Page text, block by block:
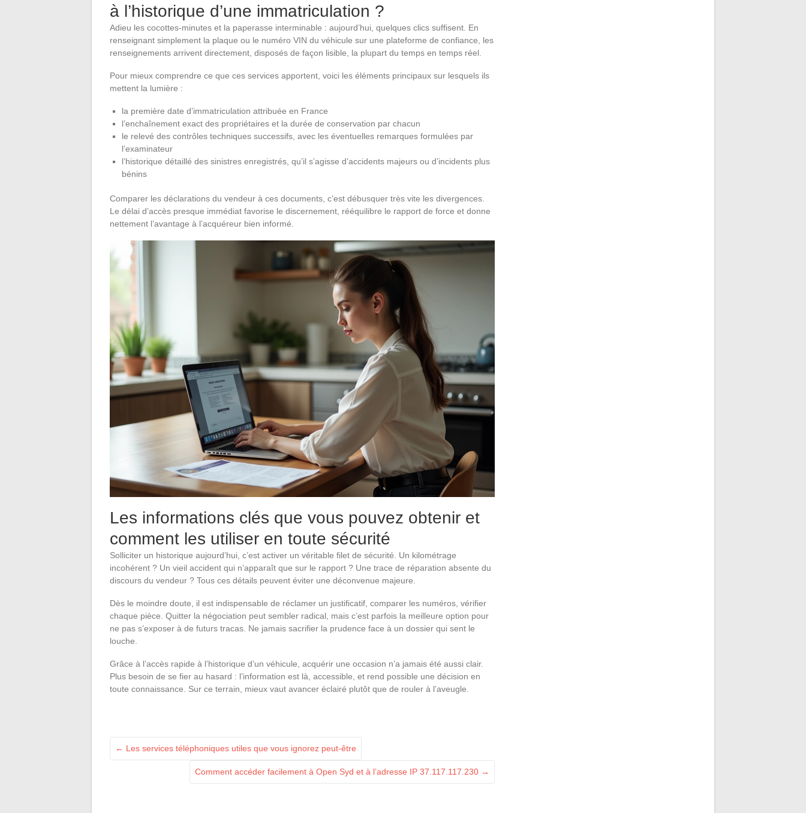
à l’historique d’une immatriculation ?
Adieu les cocottes-minutes et la paperasse interminable : aujourd’hui, quelques clics suffisent. En
renseignant simplement la plaque ou le numéro VIN du véhicule sur une plateforme de confiance, les
renseignements arrivent directement, disposés de façon lisible, la plupart du temps en temps réel.
Pour mieux comprendre ce que ces services apportent, voici les éléments principaux sur lesquels ils
mettent la lumière :
la première date d’immatriculation attribuée en France
l’enchaînement exact des propriétaires et la durée de conservation par chacun
le relevé des contrôles techniques successifs, avec les éventuelles remarques formulées par
l’examinateur
l’historique détaillé des sinistres enregistrés, qu’il s’agisse d’accidents majeurs ou d’incidents plus
bénins
Comparer les déclarations du vendeur à ces documents, c’est débusquer très vite les divergences.
Le délai d’accès presque immédiat favorise le discernement, rééquilibre le rapport de force et donne
nettement l’avantage à l’acquéreur bien informé.
Les informations clés que vous pouvez obtenir et
comment les utiliser en toute sécurité
Solliciter un historique aujourd’hui, c’est activer un véritable filet de sécurité. Un kilométrage
incohérent ? Un vieil accident qui n’apparaît que sur le rapport ? Une trace de réparation absente du
discours du vendeur ? Tous ces détails peuvent éviter une déconvenue majeure.
Dès le moindre doute, il est indispensable de réclamer un justificatif, comparer les numéros, vérifier
chaque pièce. Quitter la négociation peut sembler radical, mais c’est parfois la meilleure option pour
ne pas s’exposer à de futurs tracas. Ne jamais sacrifier la prudence face à un dossier qui sent le
louche.
Grâce à l’accès rapide à l’historique d’un véhicule, acquérir une occasion n’a jamais été aussi clair.
Plus besoin de se fier au hasard : l’information est là, accessible, et rend possible une décision en
toute connaissance. Sur ce terrain, mieux vaut avancer éclairé plutôt que de rouler à l’aveugle.
← Les services téléphoniques utiles que vous ignorez peut-être
Comment accéder facilement à Open Syd et à l’adresse IP 37.117.117.230 →